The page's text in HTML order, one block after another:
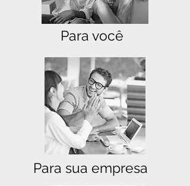
Para você
Para sua empresa